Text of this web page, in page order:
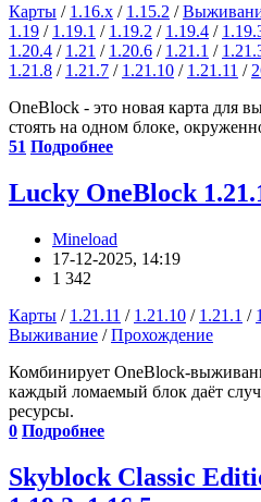
Карты / 1.16.x / 1.15.2 /
1.19 / 1.19.1 / 1.19.2 / 1.19.4 /
1.20.4 / 1.21 / 1.20.6 / 1.21.1 /
1.21.8 / 1.21.7 / 1.21.10 / 1.21.11 /
OneBlock - это новая карта для
стоять на одном блоке,
51 Подробнее
Lucky OneBlock
Mineload
17-12-2025, 14:19
1 342
Карты / 1.21.11 / 1.21.10 / 1.21.1 /
Выживание /Прохождение
Комбинирует OneBlock-
каждый ломаемый блок даёт
ресурсы.
0 Подробнее
Skyblock Classic